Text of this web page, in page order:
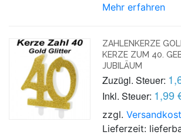
Mehr erfahren
ZAHLENKERZE
KERZE ZUM 40.
JUBILÄUM
Zuzügl. Steuer:
Inkl. Steuer: 1,99
zzgl.
Lieferzeit: